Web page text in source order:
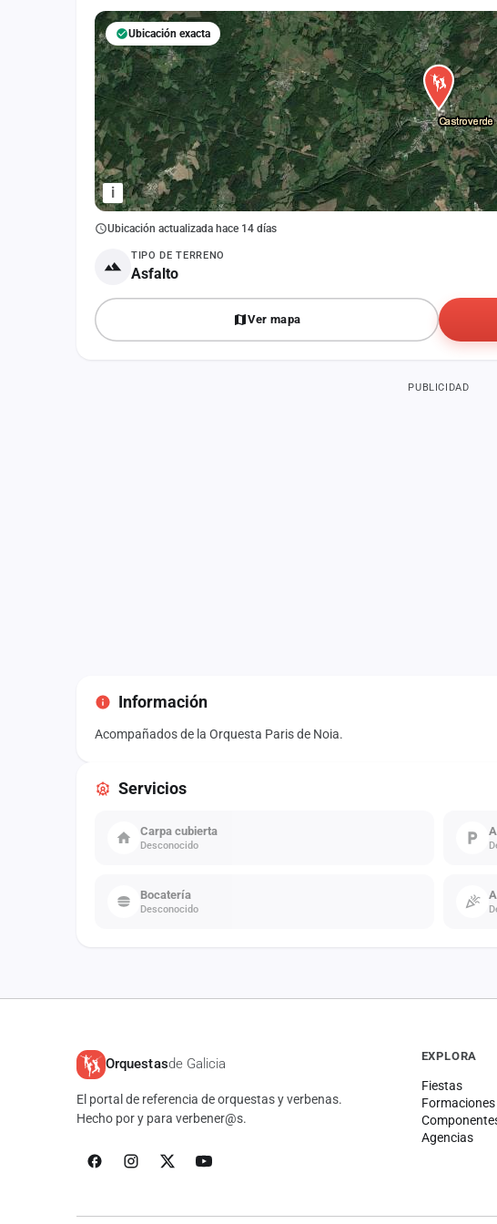
i
Ubicación exacta
Ubicación actualizada hace 14 días
TIPO DE TERRENO
Asfalto
Ver mapa
PUBLICIDAD
Información
Acompañados de la Orquesta Paris de Noia.
Servicios
Carpa cubierta
Desconocido
Bocatería
Desconocido
Orquestasde Galicia
El portal de referencia de orquestas y verbenas.
Hecho por y para verbener@s.
EXPLORA
Fiestas
Formaciones
Agencias
Iniciar sesión